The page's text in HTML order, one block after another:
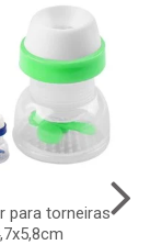
para torneiras